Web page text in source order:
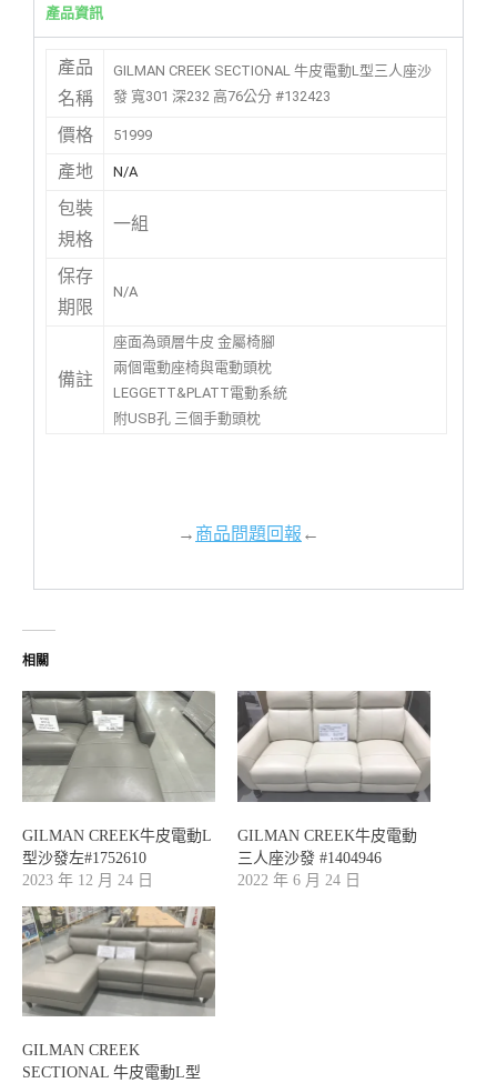
產品資訊
產品
名稱
GILMAN CREEK SECTIONAL 牛皮電動L型三人座沙
發 寬301 深232 高76公分 #132423
價格 51999
產地 N/A
包裝
規格
一組
保存
期限
N/A
備註
座面為頭層牛皮 金屬椅腳
兩個電動座椅與電動頭枕
LEGGETT&PLATT電動系統
附USB孔 三個手動頭枕
→商品問題回報←
相關
GILMAN CREEK牛皮電動L
型沙發左#1752610
2023 年 12 月 24 日
GILMAN CREEK牛皮電動
三人座沙發 #1404946
2022 年 6 月 24 日
GILMAN CREEK
SECTIONAL 牛皮電動L型